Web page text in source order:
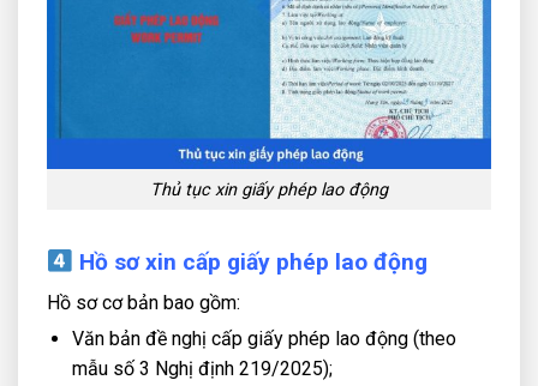
Thủ tục xin giấy phép lao động
Hồ sơ xin cấp giấy phép lao động
Hồ sơ cơ bản bao gồm:
Văn bản đề nghị cấp giấy phép lao động (theo
mẫu số 3 Nghị định 219/2025);